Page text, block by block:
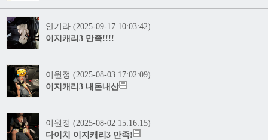
안기라 (2025-09-17 10:03:42)
이지캐리3 만족!!!!
이원정 (2025-08-03 17:02:09)
이지캐리3 내돈내산
이원정 (2025-08-02 15:16:15)
다이치 이지캐리3 만족!